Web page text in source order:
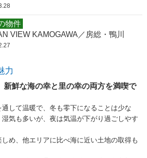
物件
VIEW KAMOGAWA／房総・鴨川
力
新鮮な海の幸と里の幸の両方を満喫で
して温暖で、冬も零下になることは少な
気も多いが、夜は気温が下がり過ごしやす
め、他エリアに比べ海に近い土地の取得も